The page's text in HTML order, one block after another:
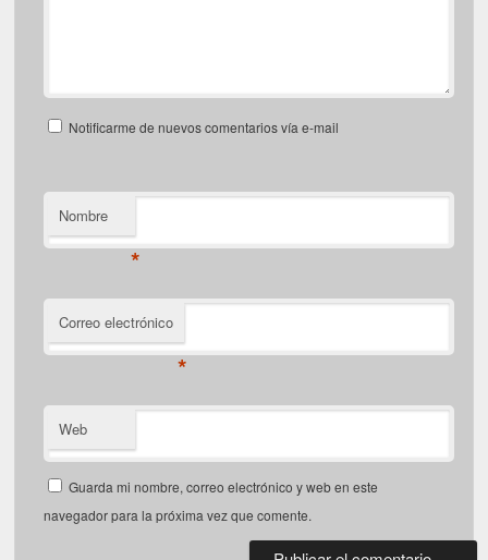
Notificarme de nuevos comentarios vía e-mail
Nombre
*
Correo electrónico
*
Web
Guarda mi nombre, correo electrónico y web en este
navegador para la próxima vez que comente.